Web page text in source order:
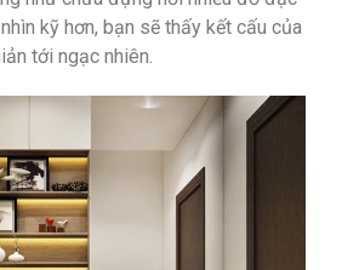
kỹ hơn, bạn sẽ thấy kết cấu của
tới ngạc nhiên.